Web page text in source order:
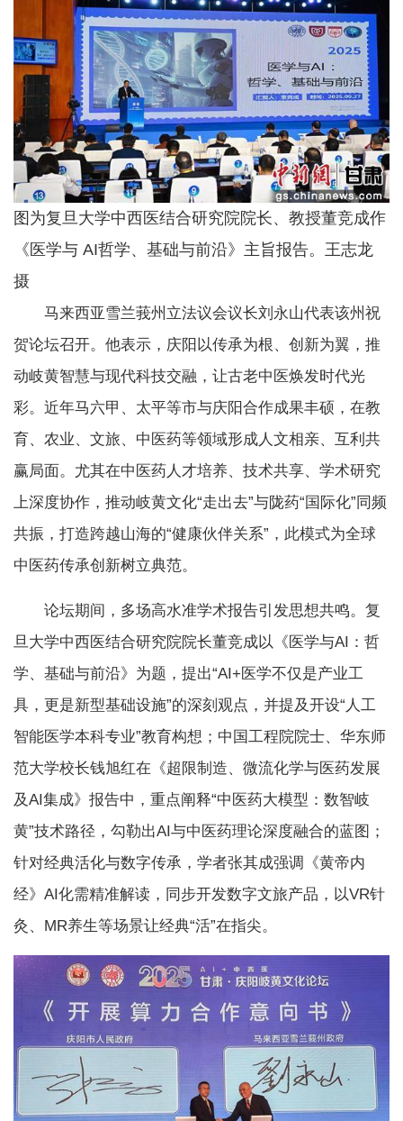
图为复旦大学中西医结合研究院院长、教授董竞成作
《医学与 AI哲学、基础与前沿》主旨报告。王志龙
摄
马来西亚雪兰莪州立法议会议长刘永山代表该州祝
贺论坛召开。他表示，庆阳以传承为根、创新为翼，推
动岐黄智慧与现代科技交融，让古老中医焕发时代光
彩。近年马六甲、太平等市与庆阳合作成果丰硕，在教
育、农业、文旅、中医药等领域形成人文相亲、互利共
赢局面。尤其在中医药人才培养、技术共享、学术研究
上深度协作，推动岐黄文化“走出去”与陇药“国际化”同频
共振，打造跨越山海的“健康伙伴关系”，此模式为全球
中医药传承创新树立典范。
论坛期间，多场高水准学术报告引发思想共鸣。复
旦大学中西医结合研究院院长董竞成以《医学与AI：哲
学、基础与前沿》为题，提出“AI+医学不仅是产业工
具，更是新型基础设施”的深刻观点，并提及开设“人工
智能医学本科专业”教育构想；中国工程院院士、华东师
范大学校长钱旭红在《超限制造、微流化学与医药发展
及AI集成》报告中，重点阐释“中医药大模型：数智岐
黄”技术路径，勾勒出AI与中医药理论深度融合的蓝图；
针对经典活化与数字传承，学者张其成强调《黄帝内
经》AI化需精准解读，同步开发数字文旅产品，以VR针
灸、MR养生等场景让经典“活”在指尖。